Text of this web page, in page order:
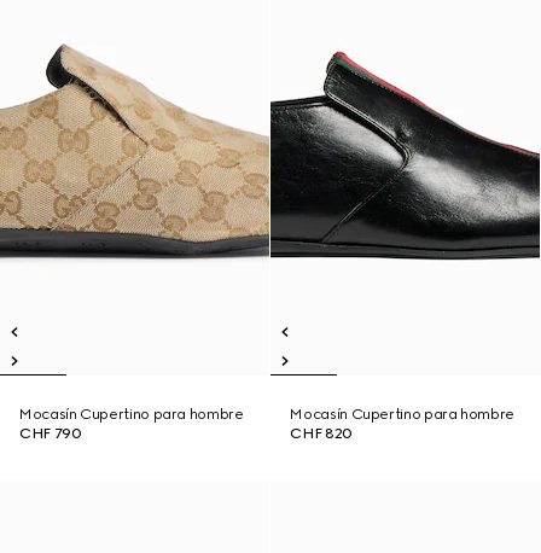
Mocasín Cupertino para hombre
CHF 790
Mocasín Cupertino para hombre
CHF 820